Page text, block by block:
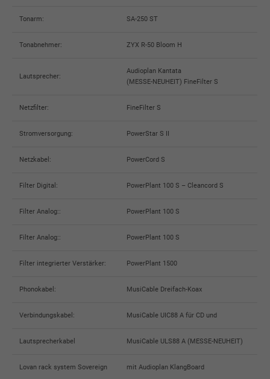
Tonarm: SA-250 ST
Tonabnehmer: ZYX R-50 Bloom H
Lautsprecher:
Audioplan Kantata
(MESSE-NEUHEIT) FineFilter S
Netzfilter: FineFilter S
Stromversorgung: PowerStar S II
Netzkabel: PowerCord S
Filter Digital: PowerPlant 100 S – Cleancord S
Filter Analog:: PowerPlant 100 S
Filter Analog:: PowerPlant 100 S
Filter integrierter Verstärker: PowerPlant 1500
Phonokabel: MusiCable Dreifach-Koax
Verbindungskabel: MusiCable UIC88 A für CD und
Lautsprecherkabel MusiCable ULS88 A (MESSE-NEUHEIT)
Lovan rack system Sovereign mit Audioplan KlangBoard